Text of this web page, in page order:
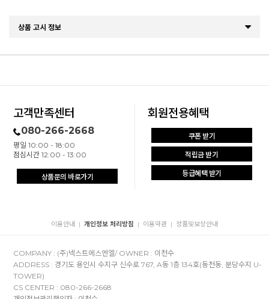
상품 고시 정보
고객만족센터
080-266-2668
평일 10:00 - 18:00
점심시간 12:00 - 13:00
상품문의 바로가기
회원전용혜택
쿠폰 받기
적립금 받기
등급혜택 받기
이용안내 | 개인정보 처리방침 | 이용약관 | 정품및보상안내
COMPANY : (주)넥스트에스엔엘/ OWNER : 이천수
ADDRESS : 경기도 용인시 수지구 신수로 767, A동 1층 134호(동천동, 분당수지 U-
TOWER)
CS CENTER : 080-266-2668